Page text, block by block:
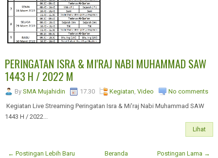
PERINGATAN ISRA & MI'RAJ NABI MUHAMMAD SAW
1443 H / 2022 M
By SMA Mujahidin 17.30 Kegiatan, Video
No comments
Kegiatan Live Streaming Peringatan Isra & Mi'raj Nabi Muhammad SAW
1443 H / 2022...
Lihat
← Postingan Lebih Baru Postingan Lama →
Beranda